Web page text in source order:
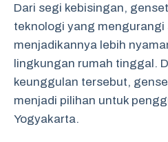
Dari segi kebisingan,
teknologi yang mengurangi
menjadikannya lebih
lingkungan rumah tinggal.
keunggulan tersebut,
menjadi pilihan untuk
Yogyakarta.